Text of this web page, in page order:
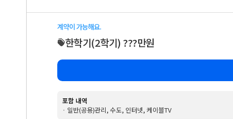
계약이 가능해요.
한학기(2학기) ???만원
포함 내역
· 일반(공용)관리, 수도, 인터넷, 케이블TV